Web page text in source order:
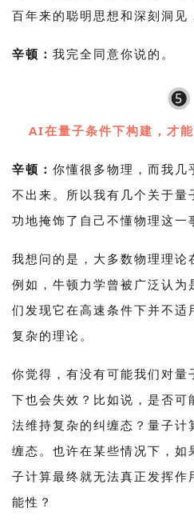
百年来的聪明思想和深刻洞见
辛顿： 我完全同意你说的。
5
AI在量子条件下构建，才
辛顿： 你懂很多物理，而我几
不出来。所以我有几个关于量
功地掩饰了自己不懂物理这一
我想问的是，大多数物理理论
例如，牛顿力学曾被广泛认为
们发现它在高速条件下并不适
复杂的理论。
你觉得，有没有可能我们对量
下也会失效？比如说，是否可
法维持复杂的纠缠态？量子计
缠态。也许在某些情况下，如
子计算最终就无法真正发挥作
能性？